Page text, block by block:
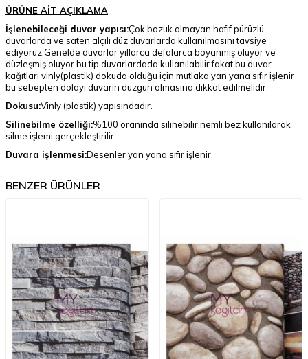
ÜRÜNE AİT AÇIKLAMA
İşlenebileceği duvar yapısı:Çok bozuk olmayan hafif pürüzlü
duvarlarda ve saten alçılı düz duvarlarda kullanılmasını tavsiye
ediyoruz.Genelde duvarlar yıllarca defalarca boyanmış oluyor ve
düzleşmiş oluyor bu tip duvarlardada kullanılabilir fakat bu duvar
kağıtları vinly(plastik) dokuda olduğu için mutlaka yan yana sıfır işlenir
bu sebepten dolayı duvarın düzgün olmasına dikkat edilmelidir.
Dokusu:Vinly (plastik) yapısındadır.
Silinebilme özelliği:%100 oranında silinebilir,nemli bez kullanılarak
silme işlemi gerçekleştirilir.
Duvara işlenmesi:Desenler yan yana sıfır işlenir.
BENZER ÜRÜNLER